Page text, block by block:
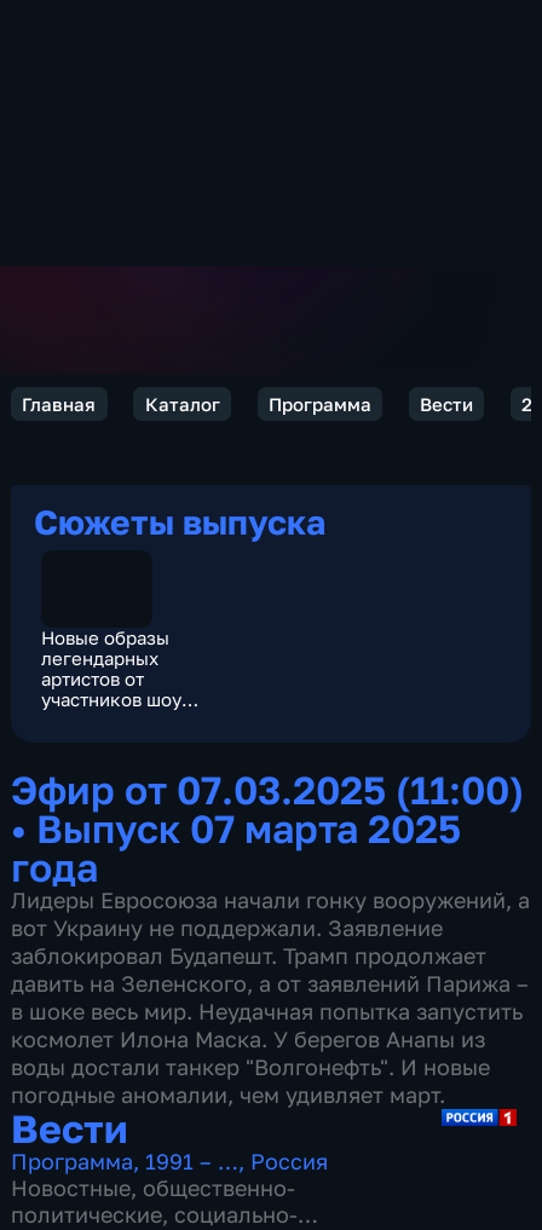
Главная Каталог Программа Вести
Сюжеты выпуска
Новые образы
легендарных
артистов от
участников шоу
Эфир от 07.03.2025 (11:00)
• Выпуск 07 марта 2025
года
Лидеры Евросоюза начали гонку вооружений, а
вот Украину не поддержали. Заявление
заблокировал Будапешт. Трамп продолжает
давить на Зеленского, а от заявлений Парижа –
в шоке весь мир. Неудачная попытка запустить
космолет Илона Маска. У берегов Анапы из
воды достали танкер "Волгонефть". И новые
погодные аномалии, чем удивляет март.
Вести
Программа, 1991 – …, Россия
Новостные, общественно-
политические, социально-